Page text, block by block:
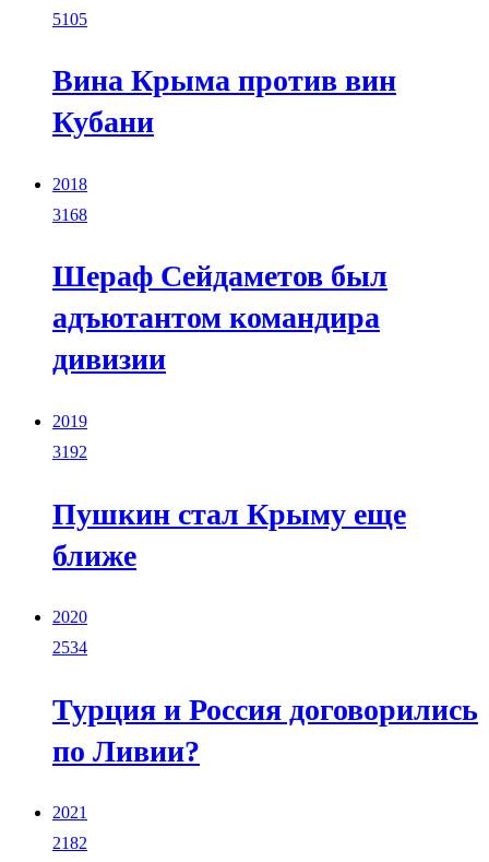
5105
Вина Крыма против вин
Кубани
2018
3168
Шераф Сейдаметов был
адъютантом командира
дивизии
2019
3192
Пушкин стал Крыму еще
ближе
2020
2534
Турция и Россия договорились
по Ливии?
2021
2182